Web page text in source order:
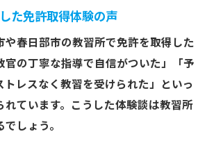
た免許取得体験の声
や春日部市の教習所で免許を取得した
官の丁寧な指導で自信がついた」「予
トレスなく教習を受けられた」といっ
れています。こうした体験談は教習所
しょう。